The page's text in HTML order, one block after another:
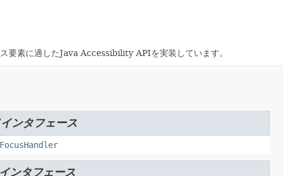
要素に適したJava Accessibility APIを実装しています。
ンタフェース
ンタフェース